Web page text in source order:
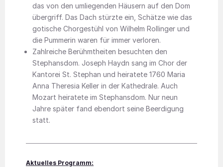
das von den umliegenden Häusern auf den Dom
übergriff. Das Dach stürzte ein, Schätze wie das
gotische Chorgestühl von Wilhelm Rollinger und
die Pummerin waren für immer verloren.
Zahlreiche Berühmtheiten besuchten den
Stephansdom. Joseph Haydn sang im Chor der
Kantorei St. Stephan und heiratete 1760 Maria
Anna Theresia Keller in der Kathedrale. Auch
Mozart heiratete im Stephansdom. Nur neun
Jahre später fand ebendort seine Beerdigung
statt.
Aktuelles Programm: